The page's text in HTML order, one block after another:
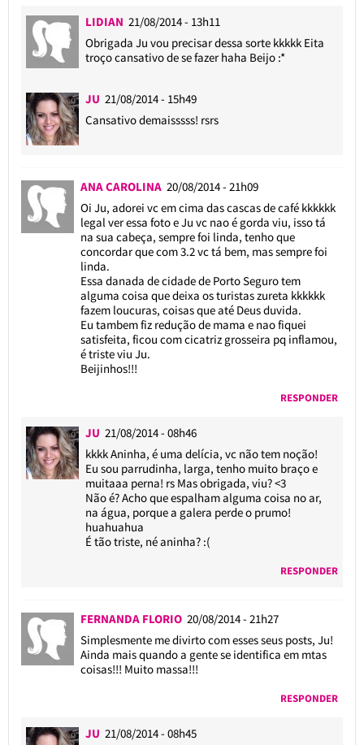
LIDIAN21/08/2014 - 13h11
Obrigada Ju vou precisar dessa sorte kkkkk Eita
troço cansativo de se fazer haha Beijo :*
JU 21/08/2014 - 15h49
Cansativo demaisssss! rsrs
ANA CAROLINA 20/08/2014 - 21h09
Oi Ju, adorei vc em cima das cascas de café kkkkkk
legal ver essa foto e Ju vc nao é gorda viu, isso tá
na sua cabeça, sempre foi linda, tenho que
concordar que com 3.2 vc tá bem, mas sempre foi
linda.
Essa danada de cidade de Porto Seguro tem
alguma coisa que deixa os turistas zureta kkkkkk
fazem loucuras, coisas que até Deus duvida.
Eu tambem fiz redução de mama e nao fiquei
satisfeita, ficou com cicatriz grosseira pq inflamou,
é triste viu Ju.
Beijinhos!!!
RESPONDER
JU 21/08/2014 - 08h46
kkkk Aninha, é uma delícia, vc não tem noção!
Eu sou parrudinha, larga, tenho muito braço e
muitaaa perna! rs Mas obrigada, viu? <3
Não é? Acho que espalham alguma coisa no ar,
na água, porque a galera perde o prumo!
huahuahua
É tão triste, né aninha? :(
RESPONDER
FERNANDA FLORIO 20/08/2014 - 21h27
Simplesmente me divirto com esses seus posts, Ju!
Ainda mais quando a gente se identifica em mtas
coisas!!! Muito massa!!!
RESPONDER
JU 21/08/2014 - 08h45